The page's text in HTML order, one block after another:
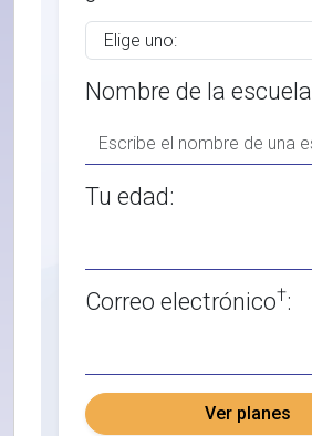
Nombre de la escuela
Tu edad:
Correo electrónico†:
Ver planes